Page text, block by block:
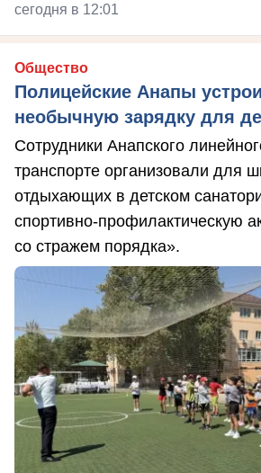
сегодня в 12:01
Общество
Полицейские Анапы
необычную зарядку для
Сотрудники Анапского
транспорте организовали для
отдыхающих в детском
спортивно-профилактическую
со стражем порядка».